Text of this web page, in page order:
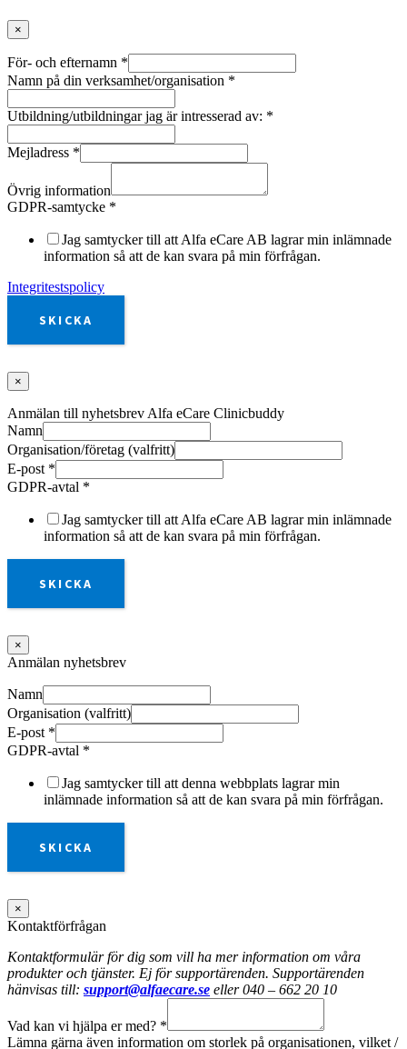
×
För- och efternamn *
Namn på din verksamhet/organisation *
Utbildning/utbildningar jag är intresserad av: *
Mejladress *
Övrig information
GDPR-samtycke *
Jag samtycker till att Alfa eCare AB lagrar min inlämnade
information så att de kan svara på min förfrågan.
Integritestspolicy
SKICKA
×
Anmälan till nyhetsbrev Alfa eCare Clinicbuddy
Namn
Organisation/företag (valfritt)
E-post *
GDPR-avtal *
Jag samtycker till att Alfa eCare AB lagrar min inlämnade
information så att de kan svara på min förfrågan.
SKICKA
×
Anmälan nyhetsbrev
Namn
Organisation (valfritt)
E-post *
GDPR-avtal *
Jag samtycker till att denna webbplats lagrar min
inlämnade information så att de kan svara på min förfrågan.
SKICKA
×
Kontaktförfrågan
Kontaktformulär för dig som vill ha mer information om våra
produkter och tjänster. Ej för supportärenden. Supportärenden
hänvisas till: support@alfaecare.se eller 040 – 662 20 10
Vad kan vi hjälpa er med? *
Lämna gärna även information om storlek på organisationen, vilket /